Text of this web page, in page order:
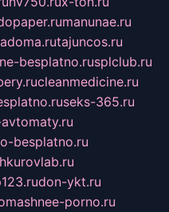
manunae.ru
tajuncos.ru
besplatno.rusplclub.ru
cleanmedicine.ru
seks-365.ru
besplatno.ru
don-ykt.ru
porno.ru